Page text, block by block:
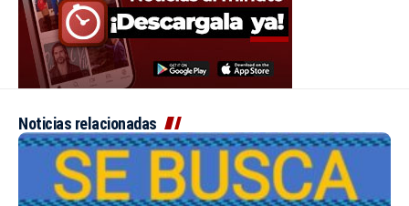
Noticias relacionadas